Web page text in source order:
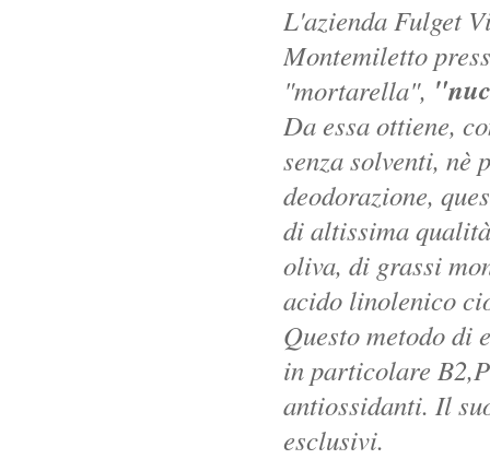
L'azienda Fulget
Montemiletto
"mortarella",
Da essa ottiene,
senza solventi, nè
deodorazione,
di altissima
oliva, di grassi
acido linolenico
Questo metodo di
in particolare
antiossidanti. Il
esclusivi.